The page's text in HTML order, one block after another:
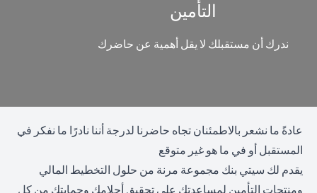
التأمين
ندرك أن مستقبلك لا يقل أهمية عن حاضرك
عادةً ما نشعر بالاطمئنان تجاه حاضرنا لدرجة أننا نادرًا ما نفكر في
المستقبل أو في ما هو غير متوقع
يقدم لك سيتي بنك مجموعة مرنة من حلول التخطيط المالي
ومنتجات التأمين لمساعدتك على تحقيق أحلامك وحمايتك من كل